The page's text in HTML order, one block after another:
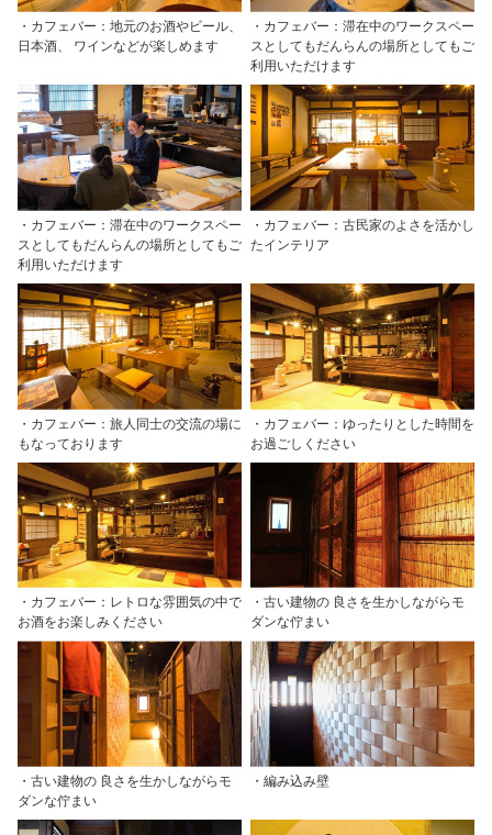
・カフェバー：地元のお酒やビール、
日本酒、 ワインなどが楽しめます
・カフェバー：滞在中のワークスペー
スとしてもだんらんの場所としてもご
利用いただけます
・カフェバー：滞在中のワークスペー
スとしてもだんらんの場所としてもご
利用いただけます
・カフェバー：古民家のよさを活かし
たインテリア
・カフェバー：旅人同士の交流の場に
もなっております
・カフェバー：ゆったりとした時間を
お過ごしください
・カフェバー：レトロな雰囲気の中で
お酒をお楽しみください
・古い建物の 良さを生かしながらモ
ダンな佇まい
・古い建物の 良さを生かしながらモ
ダンな佇まい
・編み込み壁